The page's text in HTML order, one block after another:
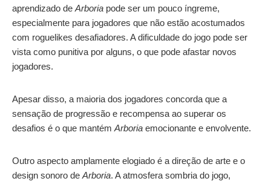
aprendizado de Arboria pode ser um pouco íngreme,
especialmente para jogadores que não estão acostumados
com roguelikes desafiadores. A dificuldade do jogo pode ser
vista como punitiva por alguns, o que pode afastar novos
jogadores.
Apesar disso, a maioria dos jogadores concorda que a
sensação de progressão e recompensa ao superar os
desafios é o que mantém Arboria emocionante e envolvente.
Outro aspecto amplamente elogiado é a direção de arte e o
design sonoro de Arboria. A atmosfera sombria do jogo,